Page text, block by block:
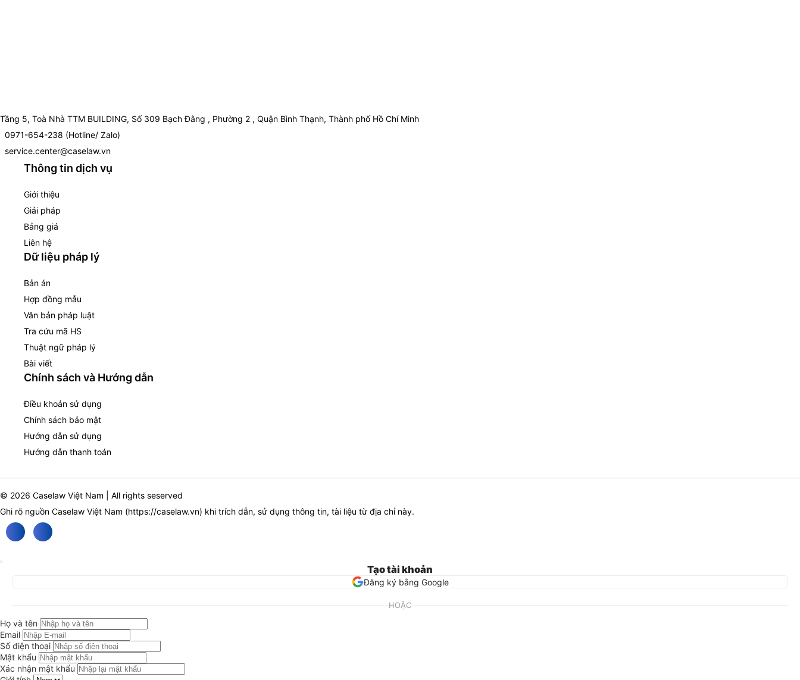
Tầng 5, Toà Nhà TTM BUILDING, Số 309 Bạch Đằng , Phường 2 , Quận Bình Thạnh, Thành phố Hồ Chí Minh
0971-654-238 (Hotline/ Zalo)
service.center@caselaw.vn
Thông tin dịch vụ
Giới thiệu
Giải pháp
Bảng giá
Liên hệ
Dữ liệu pháp lý
Bản án
Hợp đồng mẫu
Văn bản pháp luật
Tra cứu mã HS
Thuật ngữ pháp lý
Bài viết
Chính sách và Hướng dẫn
Điều khoản sử dụng
Chính sách bảo mật
Hướng dẫn sử dụng
Hướng dẫn thanh toán
© 2026 Caselaw Việt Nam | All rights seserved
Ghi rõ nguồn Caselaw Việt Nam (https://caselaw.vn) khi trích dẫn, sử dụng thông tin, tài liệu từ địa chỉ này.
Tạo tài khoản
Đăng ký bằng Google
HOẶC
Họ và tên
Email
Số điện thoại
Mật khẩu
Xác nhận mật khẩu